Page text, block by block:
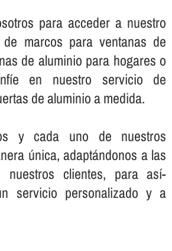
para acceder a nuestro
marcos para ventanas de
de aluminio para hogares o
en nuestro servicio de
de aluminio a medida.
y cada uno de nuestros
única, adaptándonos a las
nuestros clientes, para así­
servicio personalizado y a